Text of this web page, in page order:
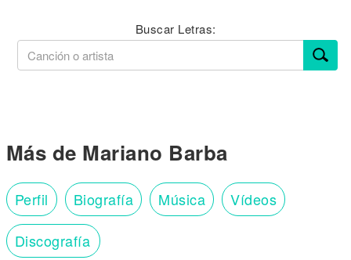
Buscar Letras:
Más de Mariano Barba
Perfil Biografía Música Vídeos
Discografía